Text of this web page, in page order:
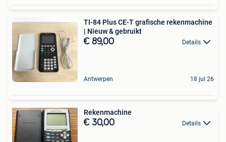
TI-84 Plus CE-T grafische rekenmachine
| Nieuw & gebruikt
€ 89,00 Details
Antwerpen 18 jul 26
Rekenmachine
€ 30,00 Details